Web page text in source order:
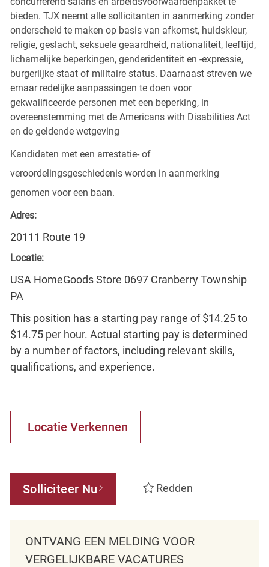
bieden. TJX neemt alle sollicitanten in aanmerking zonder
onderscheid te maken op basis van afkomst, huidskleur,
religie, geslacht, seksuele geaardheid, nationaliteit, leeftijd,
lichamelijke beperkingen, genderidentiteit en -expressie,
burgerlijke staat of militaire status. Daarnaast streven we
ernaar redelijke aanpassingen te doen voor
gekwalificeerde personen met een beperking, in
overeenstemming met de Americans with Disabilities Act
en de geldende wetgeving
Kandidaten met een arrestatie- of
veroordelingsgeschiedenis worden in aanmerking
genomen voor een baan.
Adres:
20111 Route 19
Locatie:
USA HomeGoods Store 0697 Cranberry Township
PA
This position has a starting pay range of $14.25 to
$14.75 per hour. Actual starting pay is determined
by a number of factors, including relevant skills,
qualifications, and experience.
Locatie Verkennen
Solliciteer Nu Redden
ONTVANG EEN MELDING VOOR
VERGELIJKBARE VACATURES